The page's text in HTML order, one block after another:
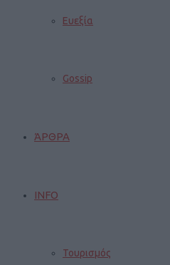
Ευεξία
Gossip
ΆΡΘΡΑ
INFO
Τουρισμός